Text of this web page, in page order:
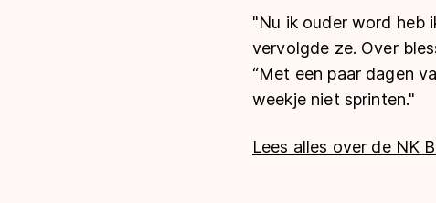
"Nu ik ouder word heb
vervolgde ze. Over
“Met een paar dagen
weekje niet sprinten."
Lees alles over de NK